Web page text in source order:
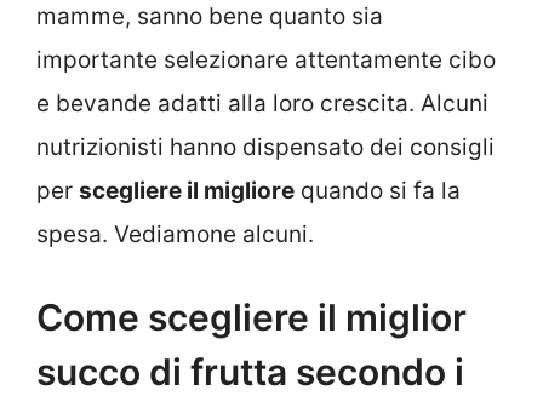
mamme, sanno bene quanto sia
importante selezionare attentamente cibo
e bevande adatti alla loro crescita. Alcuni
nutrizionisti hanno dispensato dei consigli
per scegliere il migliore quando si fa la
spesa. Vediamone alcuni.
Come scegliere il miglior
succo di frutta secondo i